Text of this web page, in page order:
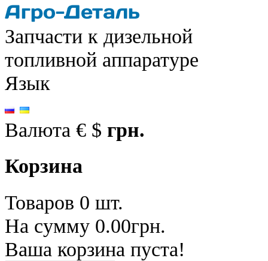
Запчасти к дизельной
топливной аппаратуре
Язык
Валюта € $ грн.
Корзина
Товаров 0 шт.
На сумму 0.00грн.
Ваша корзина пуста!